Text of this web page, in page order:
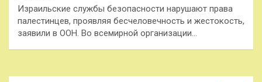
Израильские службы безопасности нарушают права
палестинцев, проявляя бесчеловечность и жестокость,
заявили в ООН. Во всемирной организации…